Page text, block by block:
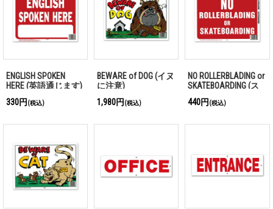
ENGLISH SPOKEN
HERE (英語通じます)
330円 (税込)
BEWARE of DOG (イヌ
に注意)
1,980円 (税込)
NO ROLLERBLADING or
SKATEBOARDING (ス
440円 (税込)